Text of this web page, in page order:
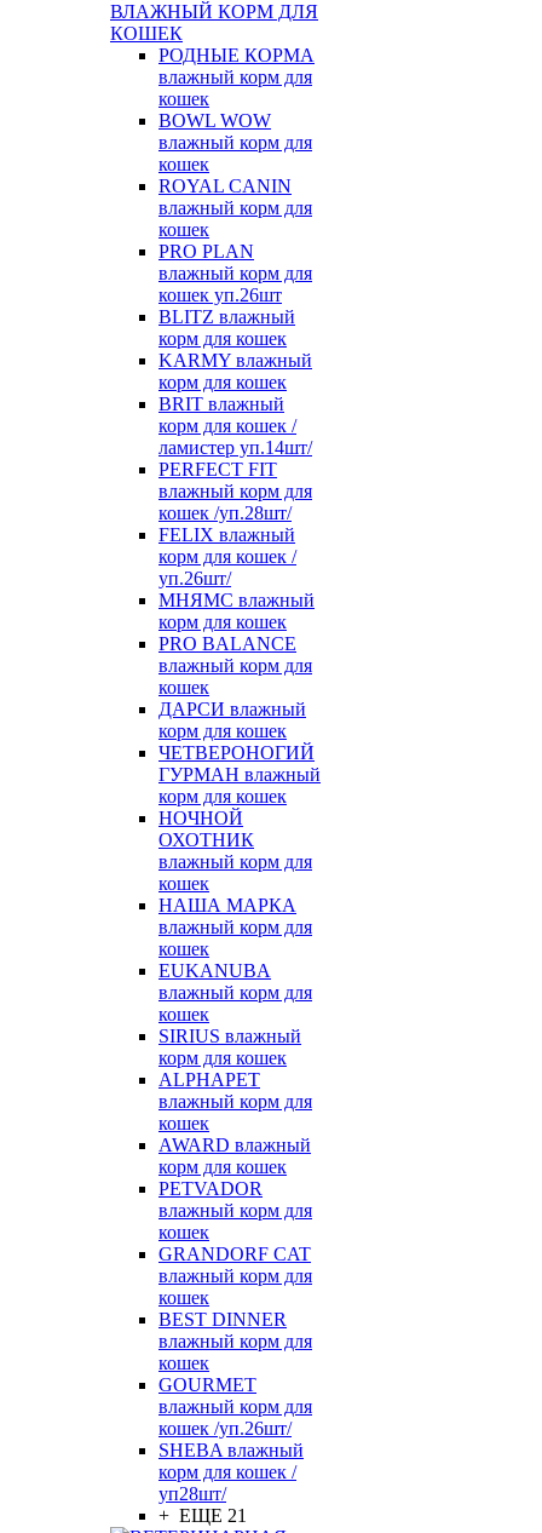
ВЛАЖНЫЙ КОРМ ДЛЯ
КОШЕК
РОДНЫЕ КОРМА
влажный корм для
кошек
BOWL WOW
влажный корм для
кошек
ROYAL CANIN
влажный корм для
кошек
PRO PLAN
влажный корм для
кошек уп.26шт
BLITZ влажный
корм для кошек
KARMY влажный
корм для кошек
BRIT влажный
корм для кошек /
ламистер уп.14шт/
PERFECT FIT
влажный корм для
кошек /уп.28шт/
FELIX влажный
корм для кошек /
уп.26шт/
МНЯМС влажный
корм для кошек
PRO BALANCE
влажный корм для
кошек
ДАРСИ влажный
корм для кошек
ЧЕТВЕРОНОГИЙ
ГУРМАН влажный
корм для кошек
НОЧНОЙ
ОХОТНИК
влажный корм для
кошек
НАША МАРКА
влажный корм для
кошек
EUKANUBA
влажный корм для
кошек
SIRIUS влажный
корм для кошек
ALPHAPET
влажный корм для
кошек
AWARD влажный
корм для кошек
PETVADOR
влажный корм для
кошек
GRANDORF CAT
влажный корм для
кошек
BEST DINNER
влажный корм для
кошек
GOURMET
влажный корм для
кошек /уп.26шт/
SHEBA влажный
корм для кошек /
уп28шт/
+ ЕЩЕ 21